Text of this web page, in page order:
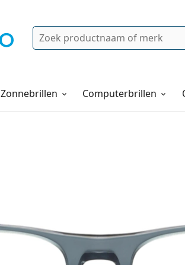
Zoek
Zonnebrillen Computerbrillen